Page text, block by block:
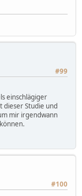
#99
einschlägiger
dieser Studie und
mir irgendwann
#100